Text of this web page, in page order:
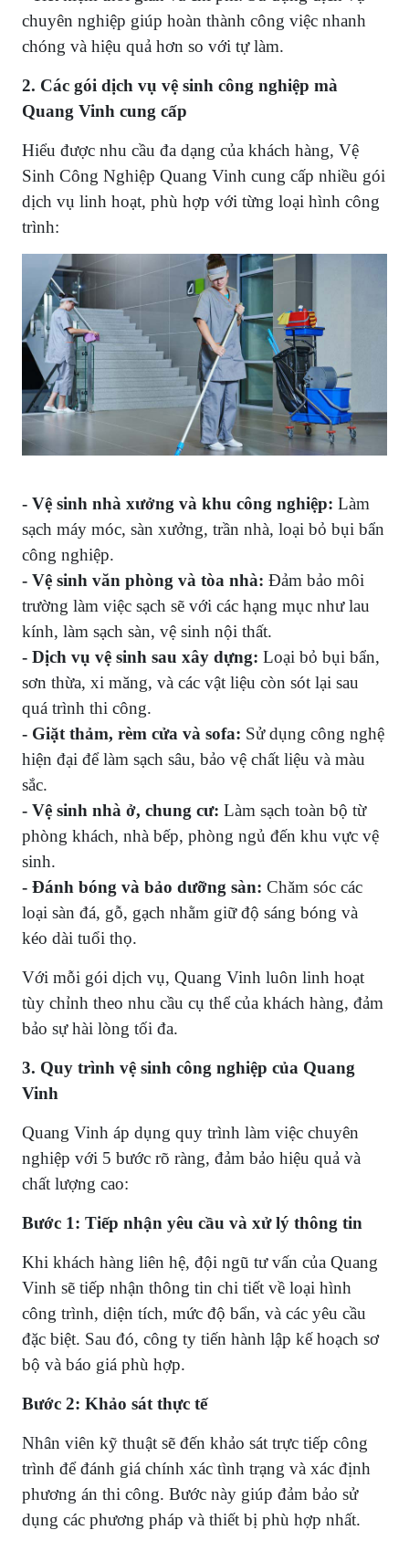
chuyên nghiệp giúp hoàn thành công việc nhanh
chóng và hiệu quả hơn so với tự làm.
2. Các gói dịch vụ vệ sinh công nghiệp mà
Quang Vinh cung cấp
Hiểu được nhu cầu đa dạng của khách hàng, Vệ
Sinh Công Nghiệp Quang Vinh cung cấp nhiều gói
dịch vụ linh hoạt, phù hợp với từng loại hình công
trình:
- Vệ sinh nhà xưởng và khu công nghiệp: Làm
sạch máy móc, sàn xưởng, trần nhà, loại bỏ bụi bẩn
công nghiệp.
- Vệ sinh văn phòng và tòa nhà: Đảm bảo môi
trường làm việc sạch sẽ với các hạng mục như lau
kính, làm sạch sàn, vệ sinh nội thất.
- Dịch vụ vệ sinh sau xây dựng: Loại bỏ bụi bẩn,
sơn thừa, xi măng, và các vật liệu còn sót lại sau
quá trình thi công.
- Giặt thảm, rèm cửa và sofa: Sử dụng công nghệ
hiện đại để làm sạch sâu, bảo vệ chất liệu và màu
sắc.
- Vệ sinh nhà ở, chung cư: Làm sạch toàn bộ từ
phòng khách, nhà bếp, phòng ngủ đến khu vực vệ
sinh.
- Đánh bóng và bảo dưỡng sàn: Chăm sóc các
loại sàn đá, gỗ, gạch nhằm giữ độ sáng bóng và
kéo dài tuổi thọ.
Với mỗi gói dịch vụ, Quang Vinh luôn linh hoạt
tùy chỉnh theo nhu cầu cụ thể của khách hàng, đảm
bảo sự hài lòng tối đa.
3. Quy trình vệ sinh công nghiệp của Quang
Vinh
Quang Vinh áp dụng quy trình làm việc chuyên
nghiệp với 5 bước rõ ràng, đảm bảo hiệu quả và
chất lượng cao:
Bước 1: Tiếp nhận yêu cầu và xử lý thông tin
Khi khách hàng liên hệ, đội ngũ tư vấn của Quang
Vinh sẽ tiếp nhận thông tin chi tiết về loại hình
công trình, diện tích, mức độ bẩn, và các yêu cầu
đặc biệt. Sau đó, công ty tiến hành lập kế hoạch sơ
bộ và báo giá phù hợp.
Bước 2: Khảo sát thực tế
Nhân viên kỹ thuật sẽ đến khảo sát trực tiếp công
trình để đánh giá chính xác tình trạng và xác định
phương án thi công. Bước này giúp đảm bảo sử
dụng các phương pháp và thiết bị phù hợp nhất.